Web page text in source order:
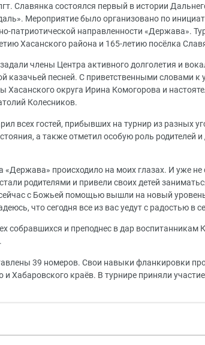
Славянка состоялся первый в истории
Мероприятие было организовано по
патриотической направленности «Держава».
Хасанского района и 165-летию посёлка
члены Центра активного долголетия и
казачьей песней. С приветственными словами к
Хасанского округа Ирина Комогорова и
Колесников.
всех гостей, прибывших на турнир из разных
а также отметил особую роль родителей
«Держава» происходило на моих глазах. И уже не
родителями и привели своих детей
с Божьей помощью вышли на новый
что сегодня все из вас уедут с радостью в
собравшихся и преподнес в дар
39 номеров. Свои навыки фланкировки
Хабаровского краёв. В турнире приняли